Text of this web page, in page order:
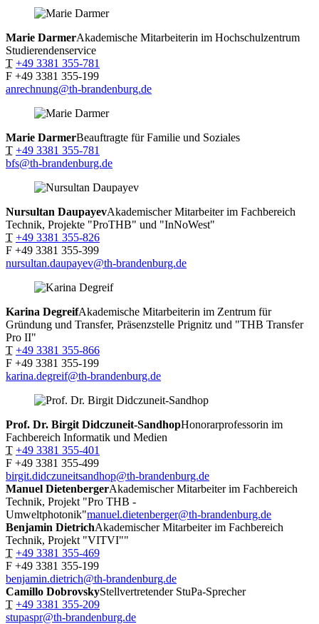
Marie DarmerAkademische Mitarbeiterin im Hochschulzentrum
Studierendenservice
T +49 3381 355-781
F +49 3381 355-199
anrechnung@th-brandenburg.de
Marie DarmerBeauftragte für Familie und Soziales
T +49 3381 355-781
bfs@th-brandenburg.de
Nursultan DaupayevAkademischer Mitarbeiter im Fachbereich
Technik, Projekte "ProTHB" und "InNoWest"
T +49 3381 355-826
F +49 3381 355-399
nursultan.daupayev@th-brandenburg.de
Karina DegreifAkademische Mitarbeiterin im Zentrum für
Gründung und Transfer, Präsenzstelle Prignitz und "THB Transfer
Pro II"
T +49 3381 355-866
F +49 3381 355-199
karina.degreif@th-brandenburg.de
Prof. Dr. Birgit Didczuneit-SandhopHonorarprofessorin im
Fachbereich Informatik und Medien
T +49 3381 355-401
F +49 3381 355-499
birgit.didczuneitsandhop@th-brandenburg.de
Manuel DietenbergerAkademischer Mitarbeiter im Fachbereich
Technik, Projekt "Pro THB -
Umweltphotonik"manuel.dietenberger@th-brandenburg.de
Benjamin DietrichAkademischer Mitarbeiter im Fachbereich
Technik, Projekt "VITVI""
T +49 3381 355-469
F +49 3381 355-199
benjamin.dietrich@th-brandenburg.de
Camillo DobrovskyStellvertretender StuPa-Sprecher
T +49 3381 355-209
stupaspr@th-brandenburg.de